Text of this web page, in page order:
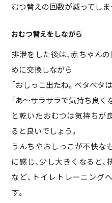
むつ替えの回数が減ってしま
おむつ替えをしながら
排泄をした後は、赤ちゃん
めに交換しながら
「おしっこ出たね。ベタベタ
「あ～サラサラで気持ち良く
と乾いたおむつは気持ちが
ると良いでしょう。
うんちやおしっこが不快な
に感じ、少し大きくなると
など、トイレトレーニング
す。